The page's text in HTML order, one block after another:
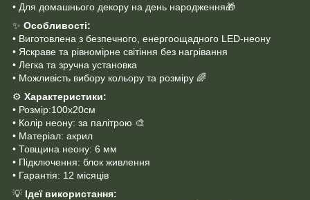
• Для домашнього декору на день народження🎁
✨ Особливості:
• Виготовлена з безпечного, енергоощадного LED-неону
• Яскраве та рівномірне світіння без нагрівання
• Легка та зручна установка
• Можливість вибору кольору та розміру 🌈
⚙️ Характеристики:
• Розмір:100х20cм
• Колір неону: за палітрою 🎨
• Матеріал: акрил
• Товщина неону: 6 мм
• Підключення: блок живлення
• Гарантія: 12 місяців
💡 Ідеї використання: